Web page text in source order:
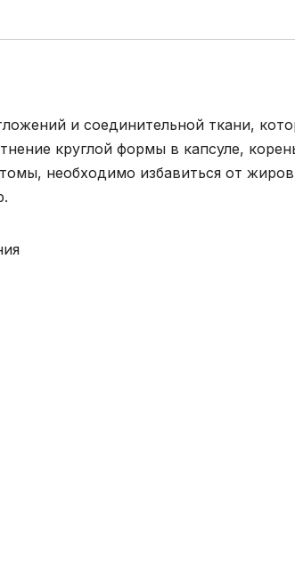
и соединительной ткани,
круглой формы в капсуле,
необходимо избавиться от